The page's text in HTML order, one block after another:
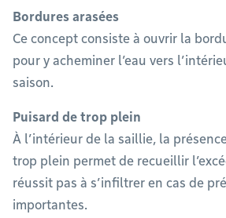
Bordures arasées
Ce concept consiste à ouvrir la
pour y acheminer l’eau vers
saison.
Puisard de trop plein
À l’intérieur de la saillie, la
trop plein permet de recueillir
réussit pas à s’infiltrer en cas de
importantes.